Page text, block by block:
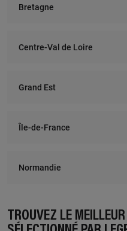
Bretagne
Centre-Val de Loire
Grand Est
Île-de-France
Normandie
TROUVEZ LE